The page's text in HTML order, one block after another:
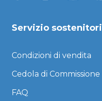
Servizio sostenitori
Condizioni di vendita
Cedola di Commissione
FAQ